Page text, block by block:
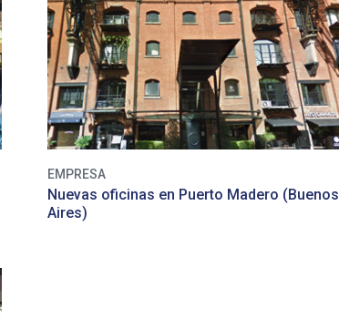
EMPRESA
Nuevas oficinas en Puerto Madero (Buenos
Aires)